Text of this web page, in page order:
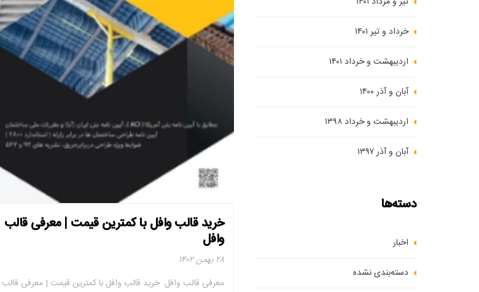
خرید قالب وافل با کمترین قیمت | معرفی قالب
وافل
۲۸ بهمن ۱۴۰۲
معرفی قالب وافل خرید قالب وافل با کمترین قیمت | معرفی قالب
خرداد و تیر ۱۴۰۱
اردیبهشت و خرداد ۱۴۰۱
آبان و آذر ۱۴۰۰
اردیبهشت و خرداد ۱۳۹۸
آبان و آذر ۱۳۹۷
دسته‌ها
اخبار
دسته‌بندی نشده